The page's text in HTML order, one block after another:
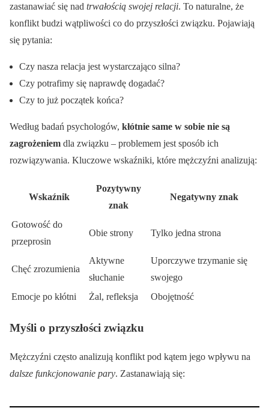
zastanawiać się nad trwałością swojej relacji. To naturalne, że
konflikt budzi wątpliwości co do przyszłości związku. Pojawiają
się pytania:
Czy nasza relacja jest wystarczająco silna?
Czy potrafimy się naprawdę dogadać?
Czy to już początek końca?
Według badań psychologów, kłótnie same w sobie nie są
zagrożeniem dla związku – problemem jest sposób ich
rozwiązywania. Kluczowe wskaźniki, które mężczyźni analizują:
Wskaźnik
Pozytywny
znak
Negatywny znak
Gotowość do
przeprosin
Obie strony Tylko jedna strona
Chęć zrozumienia
Aktywne
słuchanie
Uporczywe trzymanie się
swojego
Emocje po kłótni
Żal, refleksja Obojętność
Myśli o przyszłości związku
Mężczyźni często analizują konflikt pod kątem jego wpływu na
dalsze funkcjonowanie pary. Zastanawiają się: